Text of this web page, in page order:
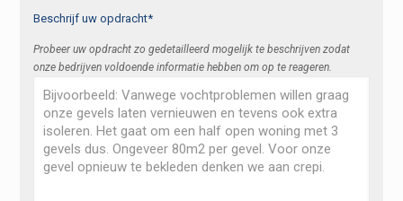
Beschrijf uw opdracht*
Probeer uw opdracht zo gedetailleerd mogelijk te beschrijven zodat
onze bedrijven voldoende informatie hebben om op te reageren.